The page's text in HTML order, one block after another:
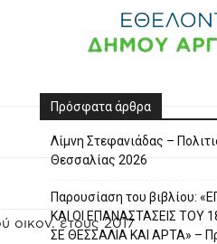
οικον. έτους 2017
Πρόσφατα άρθρα
Λίμνη Στεφανιάδας –
Θεσσαλίας 2026
Παρουσίαση του βιβλίου:
ΚΑΙ ΟΙ ΕΠΑΝΑΣΤΑΣΕΙΣ ΤΟΥ
ΣΕ ΘΕΣΣΑΛΙΑ ΚΑΙ ΑΡΤΑ» –